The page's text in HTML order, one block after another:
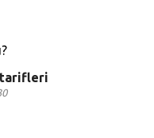
tarifleri